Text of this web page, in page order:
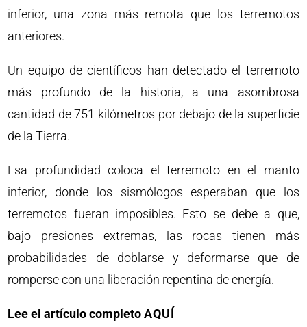
inferior, una zona más remota que los terremotos
anteriores.
Un equipo de científicos han detectado el terremoto
más profundo de la historia, a una asombrosa
cantidad de 751 kilómetros por debajo de la superficie
de la Tierra.
Esa profundidad coloca el terremoto en el manto
inferior, donde los sismólogos esperaban que los
terremotos fueran imposibles. Esto se debe a que,
bajo presiones extremas, las rocas tienen más
probabilidades de doblarse y deformarse que de
romperse con una liberación repentina de energía.
Lee el artículo completoAQUÍ